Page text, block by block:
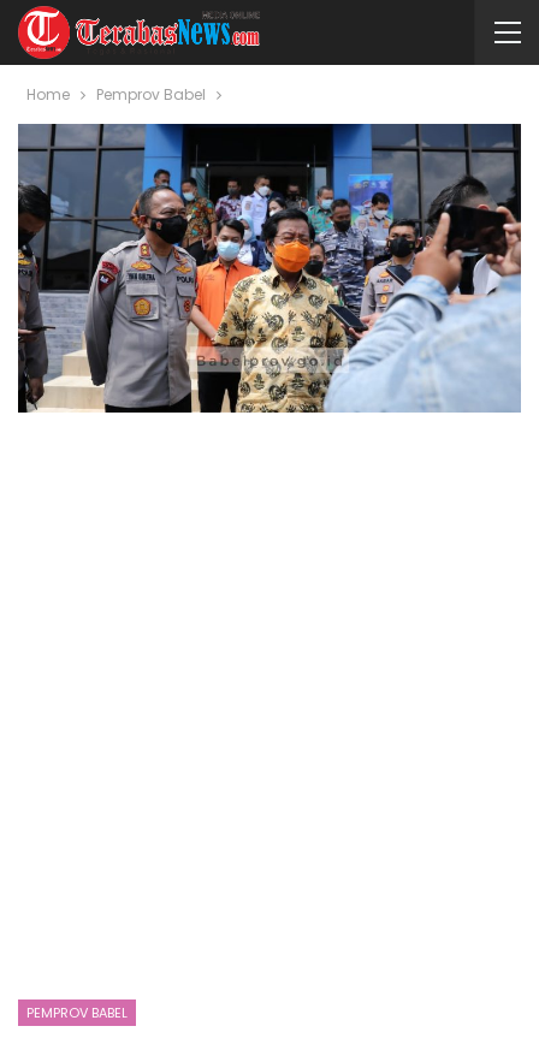
Home Pemprov Babel
PEMPROV BABEL